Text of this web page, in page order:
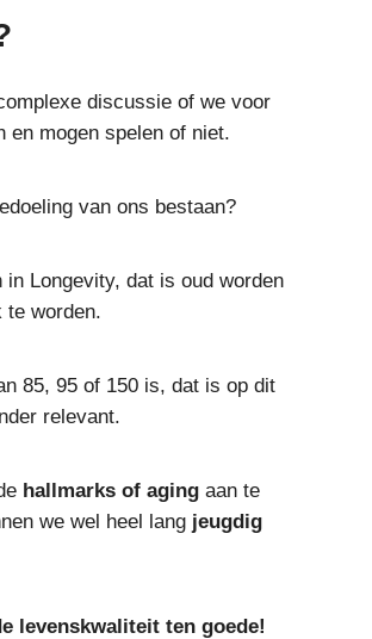
discussie of we voor
en mogen spelen of niet.
van ons bestaan?
in Longevity, dat is oud worden
te worden.
85, 95 of 150 is, dat is op dit
relevant.
hallmarks of aging aan te
we wel heel lang jeugdig
levenskwaliteit ten goede!